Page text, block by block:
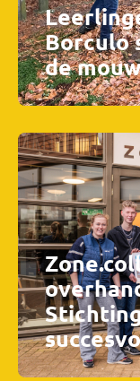
Borculo
de